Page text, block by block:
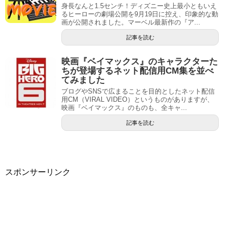
身長なんと1.5センチ！ディズニー史上最小ともいえ
るヒーローの劇場公開を9月19日に控え、印象的な動
画が公開されました。マーベル最新作の『ア...
記事を読む
映画『ベイマックス』のキャラクターた
ちが登場するネット配信用CM集を並べ
てみました
ブログやSNSで広まることを目的としたネット配信
用CM（VIRAL VIDEO）というものがありますが、
映画『ベイマックス』のものも、全キャ...
記事を読む
スポンサーリンク